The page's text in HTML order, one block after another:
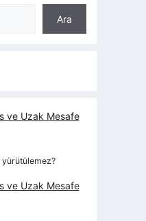
Ara
ve Uzak Mesafe
ve Uzak Mesafe